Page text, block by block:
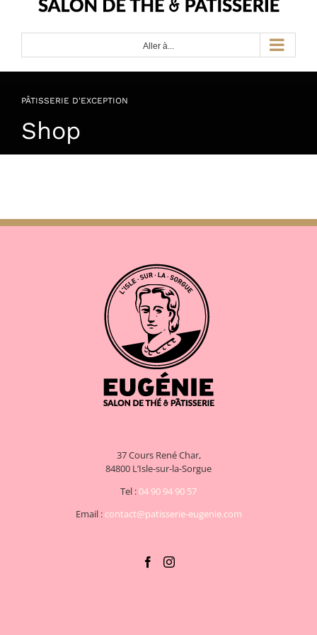
Aller à...
PÂTISSERIE D'EXCEPTION
Shop
37 Cours René Char,
84800 L’Isle-sur-la-Sorgue
Tel :04 90 94 90 57
Email : contact@patisserie-eugenie.com